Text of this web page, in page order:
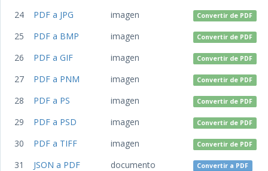
24 PDF a JPG imagen Convertir de PDF
25 PDF a BMP imagen Convertir de PDF
26 PDF a GIF imagen Convertir de PDF
27 PDF a PNM imagen Convertir de PDF
28 PDF a PS imagen Convertir de PDF
29 PDF a PSD imagen Convertir de PDF
30 PDF a TIFF imagen Convertir de PDF
31 JSON a PDF documento Convertir a PDF